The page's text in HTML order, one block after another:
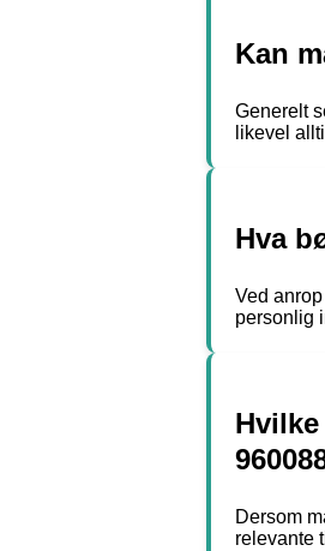
Kan
Generelt
likevel
Hva
Ved
personlig
Dersom
relevante